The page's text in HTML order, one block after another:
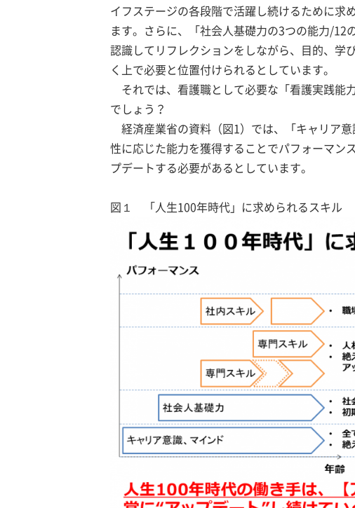
イフステージの各段階で活躍し続けるために求
ます。さらに、「社会人基礎力の3つの能力/12
認識してリフレクションをしながら、目的、学
く上で必要と位置付けられるとしています。
それでは、看護職として必要な「看護実践能
でしょう？
経済産業省の資料（図1）では、「キャリア
性に応じた能力を獲得することでパフォーマン
プデートする必要があるとしています。
図１ 「人生100年時代」に求められるスキル